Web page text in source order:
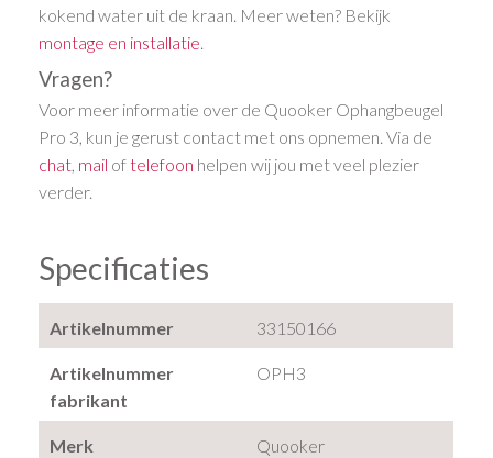
kokend water uit de kraan. Meer weten? Bekijk
montage en installatie.
Vragen?
Voor meer informatie over de Quooker Ophangbeugel
Pro 3, kun je gerust contact met ons opnemen. Via de
chat mail oftelefoon helpen wij jou met veel plezier
verder.
Specificaties
Artikelnummer 33150166
Artikelnummer
fabrikant
OPH3
Merk Quooker